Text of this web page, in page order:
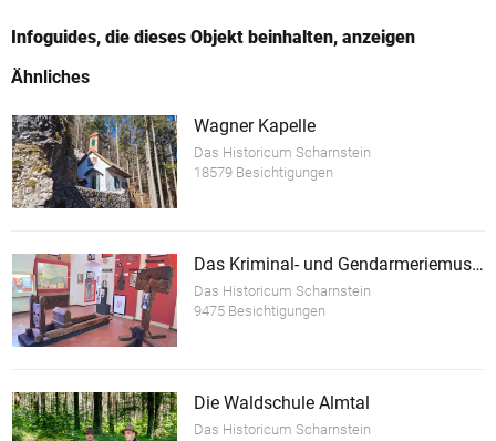
Infoguides, die dieses Objekt beinhalten, anzeigen
Ähnliches
Wagner Kapelle
Das Historicum Scharnstein
18579 Besichtigungen
Das Kriminal- und Gendarmeriemuseum im Schloss Scharnstein
Das Historicum Scharnstein
9475 Besichtigungen
Die Waldschule Almtal
Das Historicum Scharnstein